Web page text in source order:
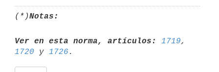
(*)Notas:
Ver en esta norma, artículos: 1719
1720 y 1726